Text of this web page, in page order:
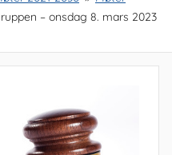
– onsdag 8. mars 2023